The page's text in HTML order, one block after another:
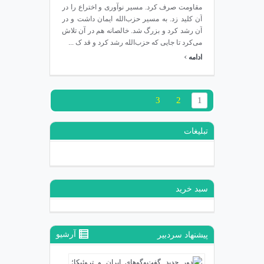
مقاومت صرف کرد. مسیر نوآوری و اختراع را در
آن کلید زد. به مسیر حزب‌الله ایمان داشت و در
آن رشد کرد و بزرگ شد. خالصانه هم در آن تلاش
می‌کرد تا جایی که حزب‌الله رشد کرد و قد ک ...
ادامه ›
1
2
3
تبلیغات
سبد خرید
پیشنهاد سردبیر آرشیو